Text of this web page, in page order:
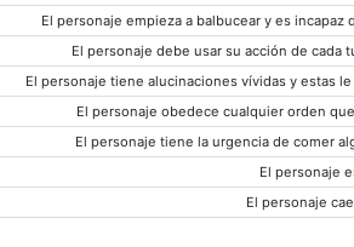
El personaje empieza a balbucear y es
El personaje debe usar su acción de cada
El personaje tiene alucinaciones vívidas y estas
El personaje obedece cualquier orden
El personaje tiene la urgencia de comer
El personaje
El personaje